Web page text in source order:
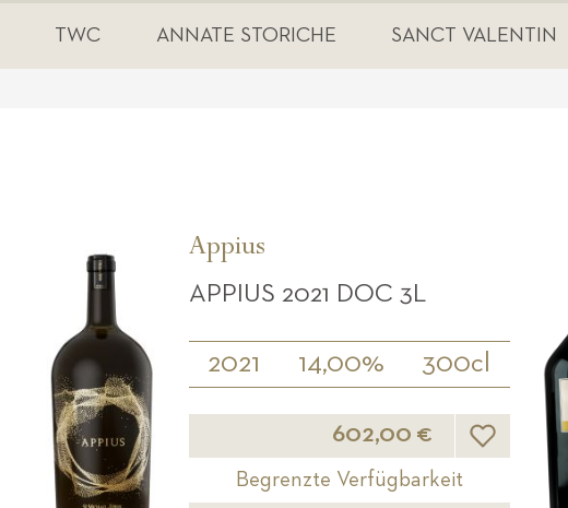
TWC ANNATE STORICHE SANCT VALENTIN
Appius
APPIUS 2021 DOC 3L
2021 14,00% 300cl
602,00 € Wunschliste
Begrenzte Verfügbarkeit